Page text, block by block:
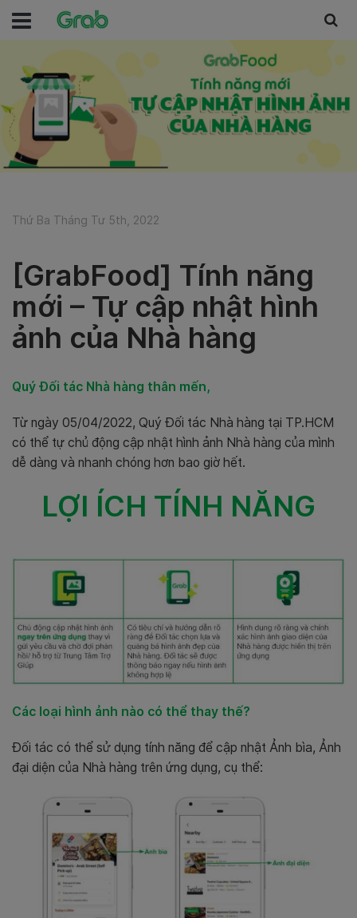
Thứ Ba Tháng Tư 5th, 2022
[GrabFood] Tính năng
mới – Tự cập nhật hình
ảnh của Nhà hàng
Quý Đối tác Nhà hàng thân mến,
Từ ngày 05/04/2022, Quý Đối tác Nhà hàng tại TP.HCM
có thể tự chủ động cập nhật hình ảnh Nhà hàng của mình
dễ dàng và nhanh chóng hơn bao giờ hết.
LỢI ÍCH TÍNH NĂNG
Các loại hình ảnh nào có thể thay thế?
Đối tác có thể sử dụng tính năng để cập nhật Ảnh bìa, Ảnh
đại diện của Nhà hàng trên ứng dụng, cụ thể: